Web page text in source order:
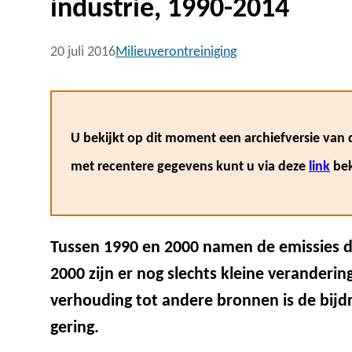
industrie, 1990-2014
20 juli 2016Milieuverontreiniging
U bekijkt op dit moment een archiefversie van
met recentere gegevens kunt u via deze link
Tussen 1990 en 2000 namen de
2000 zijn er nog slechts kleine
verhouding tot andere bronnen is de
gering.